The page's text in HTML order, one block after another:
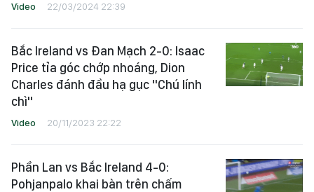
Video 22/03/2024 22:39
Bắc Ireland vs Đan Mạch 2-0: Isaac
Price tỉa góc chớp nhoáng, Dion
Charles đánh đầu hạ gục "Chú lính
chì"
Video 20/11/2023 22:22
Phần Lan vs Bắc Ireland 4-0:
Pohjanpalo khai bàn trên chấm